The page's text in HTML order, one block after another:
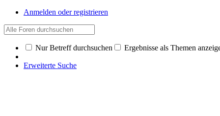
Anmelden oder registrieren
Nur Betreff durchsuchen Ergebnisse als Themen
Erweiterte Suche